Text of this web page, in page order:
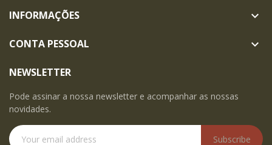
INFORMAÇÕES 
CONTA PESSOAL 
NEWSLETTER
Pode assinar a nossa newsletter e acompanhar as nossas
novidades.
Subscribe